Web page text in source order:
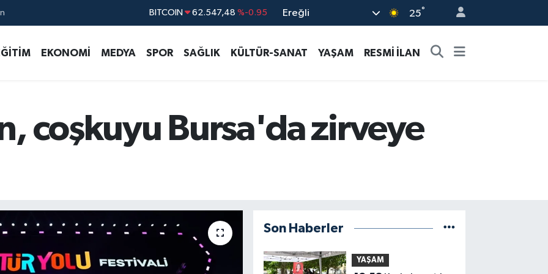
DOLAR 47,5391 %0.05 Ereğli 25°
EKONOMİ MEDYA SPOR SAĞLIK KÜLTÜR-SANAT YAŞAM RESMİ İLAN
coşkuyu Bursa'da zirveye
Son Haberler
YAŞAM